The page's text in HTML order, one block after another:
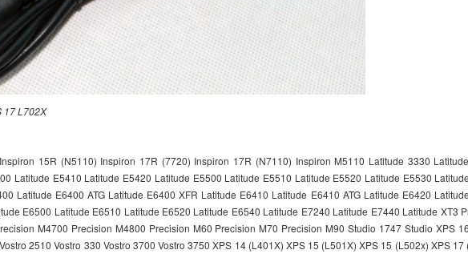
Sạc Adapter Laptop Dell
Inspiron 15 5100
Sạc - Adapter Dell
17 L702X
15R (N5110) Inspiron 17R (7720) Inspiron 17R (N7110) Inspiron M5110 Latitude 3330
Latitude E5410 Latitude E5420 Latitude E5500 Latitude E5510 Latitude E5520 Latitude E5530
Latitude E6400 ATG Latitude E6400 XFR Latitude E6410 Latitude E6410 ATG Latitude E6420
E6500 Latitude E6510 Latitude E6520 Latitude E6540 Latitude E7240 Latitude E7440 Latitude XT3
M4700 Precision M4800 Precision M60 Precision M70 Precision M90 Studio 1747 Studio XPS
2510 Vostro 330 Vostro 3700 Vostro 3750 XPS 14 (L401X) XPS 15 (L501X) XPS 15 (L502x) XPS 17